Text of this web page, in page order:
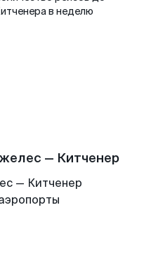
в неделю
— Китченер
— Китченер